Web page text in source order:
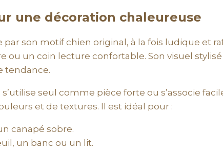
une décoration chaleureuse
par son motif chien original, à la fois ludique et
ou un coin lecture confortable. Son visuel
tendance.
seul comme pièce forte ou s’associe
et de textures. Il est idéal pour :
canapé sobre.
un banc ou un lit.